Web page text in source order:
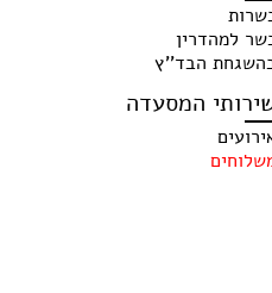
למהדרין
הבד''ץ
המסעדה